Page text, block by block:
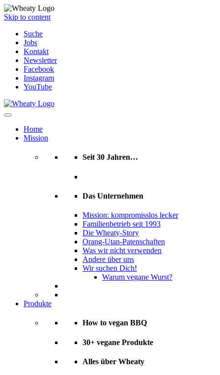
Skip to content
Suche
Jobs
Kontakt
Newsletter
Facebook
Instagram
YouTube
Home
Mission
Seit 30 Jahren…
Das Unternehmen
Mission: kompromisslos lecker
Familienbetrieb seit 1993
Die Wheaty-Story
Orang-Utan-Patenschaften
Was wir nicht verwenden
Andere über uns
Wir suchen Dich!
Warum vegane Wurst?
Produkte
How to vegan BBQ
30+ vegane Produkte
Alles über Wheaty